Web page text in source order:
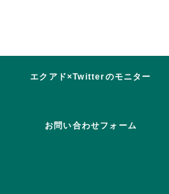
エクアド×Twitterのモニター
に参加！
お問い合わせフォーム